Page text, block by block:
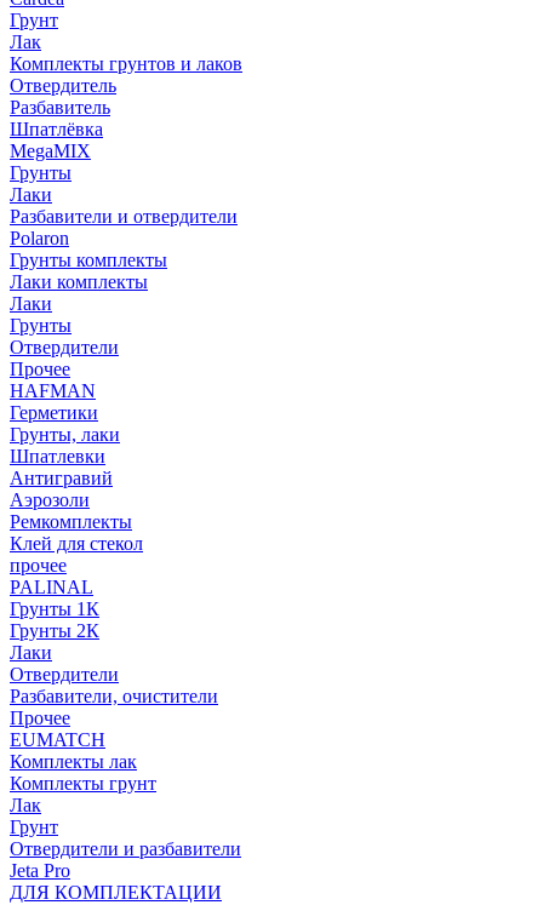
Грунт
Лак
Комплекты грунтов и лаков
Отвердитель
Разбавитель
Шпатлёвка
MegaMIX
Грунты
Лаки
Разбавители и отвердители
Polaron
Грунты комплекты
Лаки комплекты
Лаки
Грунты
Отвердители
Прочее
HAFMAN
Герметики
Грунты, лаки
Шпатлевки
Антигравий
Аэрозоли
Ремкомплекты
Клей для стекол
прочее
PALINAL
Грунты 1К
Грунты 2К
Лаки
Отвердители
Разбавители, очистители
Прочее
EUMATCH
Комплекты лак
Комплекты грунт
Лак
Грунт
Отвердители и разбавители
Jeta Pro
ДЛЯ КОМПЛЕКТАЦИИ